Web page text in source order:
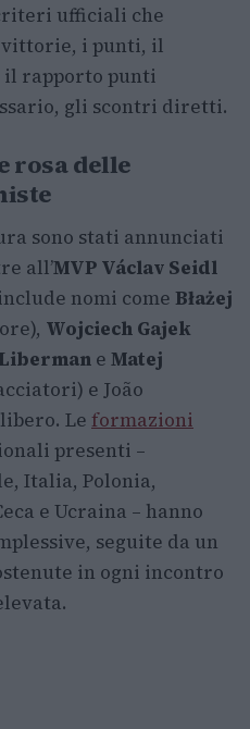
ufficiali che
i punti, il
rapporto punti
gli scontri diretti.
rosa delle
sono stati annunciati
all’MVP Václav Seidl
nomi come Błażej
Wojciech Gajek
e Matej
e João
Le formazioni
presenti –
Italia, Polonia,
e Ucraina – hanno
seguite da un
in ogni incontro